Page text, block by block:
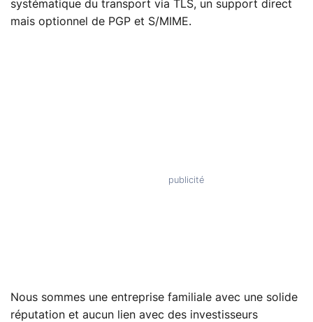
systématique du transport via TLS, un support direct
mais optionnel de PGP et S/MIME.
Nous sommes une entreprise familiale avec une solide
réputation et aucun lien avec des investisseurs